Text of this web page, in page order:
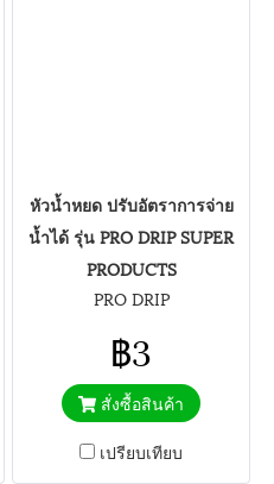
หัวน้ำหยด ปรับอัตราการจ่าย
น้ำได้ รุ่น PRO DRIP SUPER
PRODUCTS
PRO DRIP
฿3
สั่งซื้อสินค้า
เปรียบเทียบ